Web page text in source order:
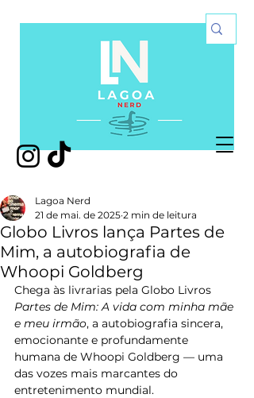
Globo Livros lança Partes de
Mim, a autobiografia de
Whoopi Goldberg
Lagoa Nerd
21 de mai. de 2025 2 min de leitura
Chega às livrarias pela Globo Livros
Partes de Mim: A vida com minha mãe
e meu irmão, a autobiografia sincera,
emocionante e profundamente
humana de Whoopi Goldberg — uma
das vozes mais marcantes do
entretenimento mundial.